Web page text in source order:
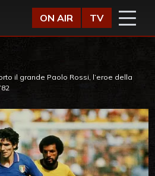
ON AIR TV
il grande Paolo Rossi, l’eroe della